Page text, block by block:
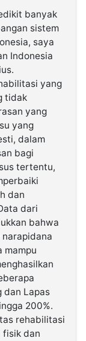
banyak
sistem
saya
Indonesia
yang
tidak
yang
yang
dalam
bagi
tertentu,
dan
dari
bahwa
mampu
dan Lapas
200%.
rehabilitasi
fisik dan